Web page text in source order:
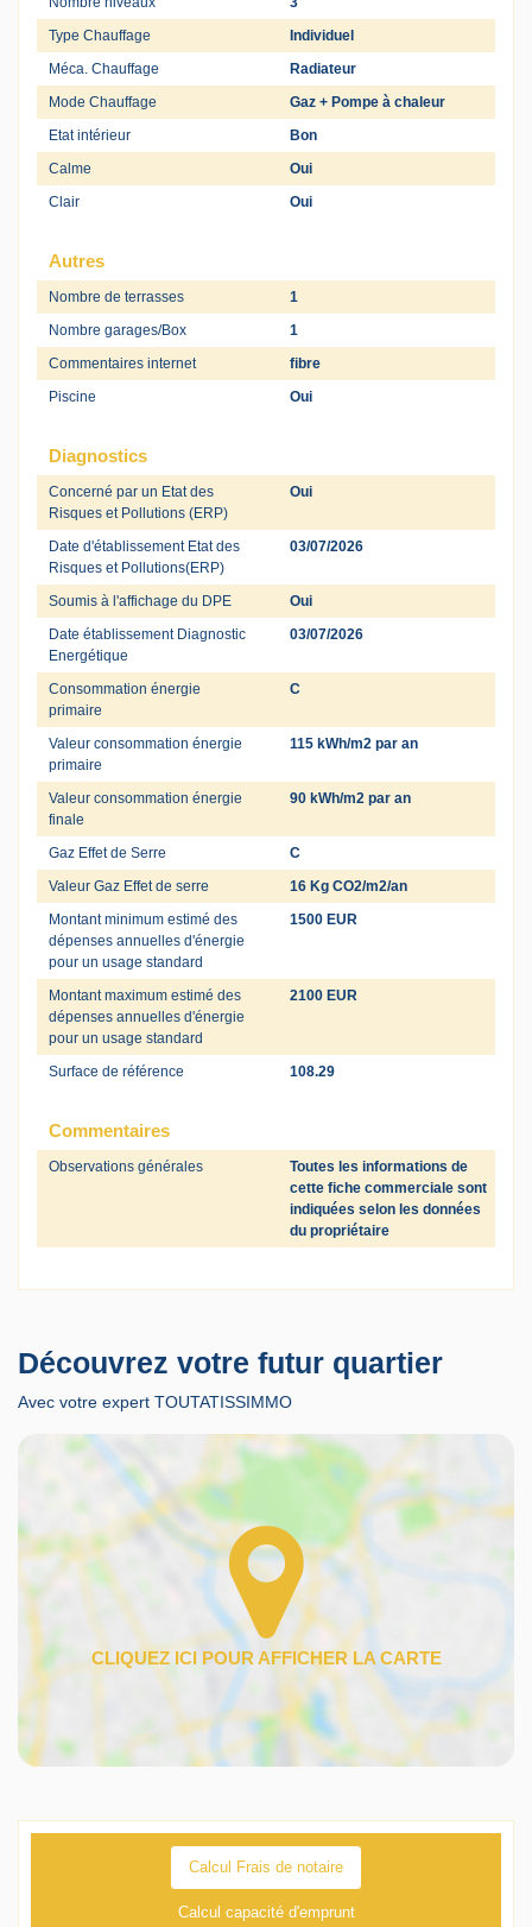
Type Chauffage
Individuel
Méca. Chauffage
Radiateur
Mode Chauffage
Gaz + Pompe à chaleur
Etat intérieur
Bon
Calme
Oui
Clair
Oui
Autres
Nombre de terrasses
1
Nombre garages/Box
1
Commentaires internet
fibre
Piscine
Oui
Diagnostics
Concerné par un Etat des
Risques et Pollutions (ERP)
Oui
Date d'établissement Etat des
Risques et Pollutions(ERP)
03/07/2026
Soumis à l'affichage du DPE
Oui
Date établissement Diagnostic
Energétique
03/07/2026
Consommation énergie
primaire
C
Valeur consommation énergie
primaire
115 kWh/m2 par an
Valeur consommation énergie
finale
90 kWh/m2 par an
Gaz Effet de Serre
C
Valeur Gaz Effet de serre
16 Kg CO2/m2/an
Montant minimum estimé des
dépenses annuelles d'énergie
pour un usage standard
1500 EUR
Montant maximum estimé des
dépenses annuelles d'énergie
pour un usage standard
2100 EUR
Surface de référence 108.29
Commentaires
Observations générales
Toutes les informations de
cette fiche commerciale sont
indiquées selon les données
du propriétaire
Découvrez votre futur quartier
Avec votre expert TOUTATISSIMMO
Calcul Frais de notaire
Calcul capacité d'emprunt